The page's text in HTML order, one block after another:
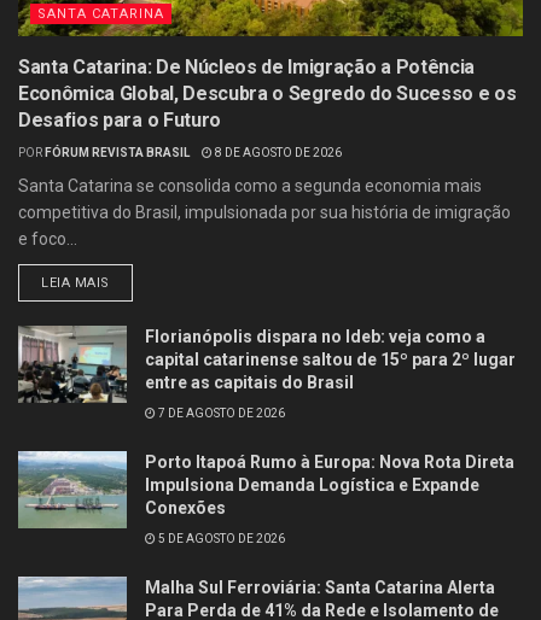
SANTA CATARINA
Santa Catarina: De Núcleos de Imigração a Potência
Econômica Global, Descubra o Segredo do Sucesso e os
Desafios para o Futuro
POR FÓRUM REVISTA BRASIL 8 DE AGOSTO DE 2026
Santa Catarina se consolida como a segunda economia mais
competitiva do Brasil, impulsionada por sua história de imigração
e foco...
LEIA MAIS
Florianópolis dispara no Ideb: veja como a
capital catarinense saltou de 15º para 2º lugar
entre as capitais do Brasil
7 DE AGOSTO DE 2026
Porto Itapoá Rumo à Europa: Nova Rota Direta
Impulsiona Demanda Logística e Expande
Conexões
5 DE AGOSTO DE 2026
Malha Sul Ferroviária: Santa Catarina Alerta
Para Perda de 41% da Rede e Isolamento de